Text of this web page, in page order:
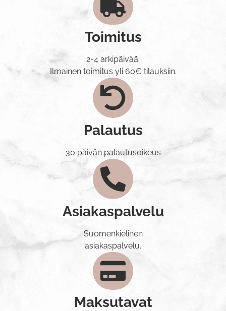
Toimitus
2-4 arkipäivää.
Ilmainen toimitus yli 60€ tilauksiin.
Palautus
30 päivän palautusoikeus
Asiakaspalvelu
Suomenkielinen
asiakaspalvelu.
Maksutavat